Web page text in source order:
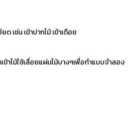
น เข้าปากไม้ เข้าเดือย
าไม้ใช้เลื่อยแผ่นไม้บางๆเพื่อทำแบบจำลอง